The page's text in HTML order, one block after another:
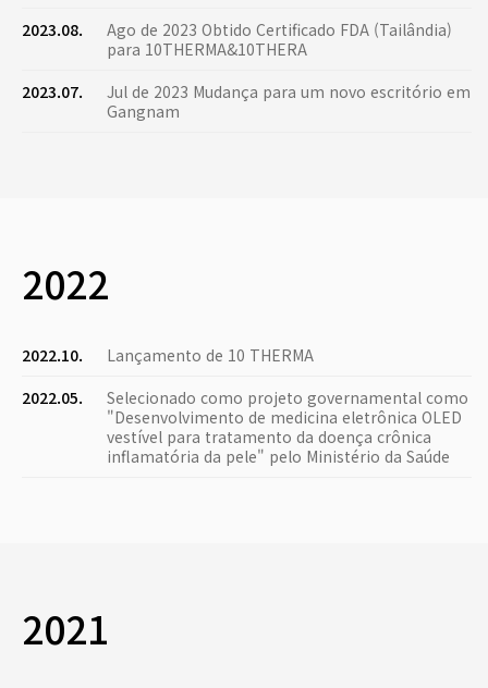
2023.08.
Ago de 2023 Obtido Certificado FDA (Tailândia)
para 10THERMA&10THERA
2023.07.
Jul de 2023 Mudança para um novo escritório em
Gangnam
2022
2022.10.
Lançamento de 10 THERMA
2022.05.
Selecionado como projeto governamental como
"Desenvolvimento de medicina eletrônica OLED
vestível para tratamento da doença crônica
inflamatória da pele" pelo Ministério da Saúde
2021